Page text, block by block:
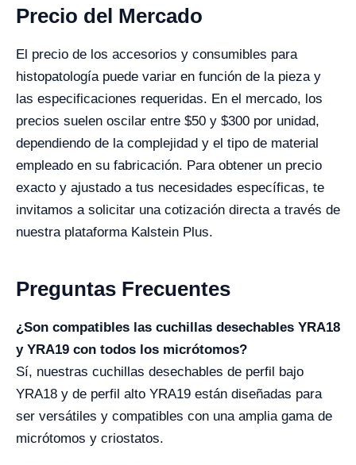
Precio del Mercado
El precio de los accesorios y consumibles para
histopatología puede variar en función de la pieza y
las especificaciones requeridas. En el mercado, los
precios suelen oscilar entre $50 y $300 por unidad,
dependiendo de la complejidad y el tipo de material
empleado en su fabricación. Para obtener un precio
exacto y ajustado a tus necesidades específicas, te
invitamos a solicitar una cotización directa a través de
nuestra plataforma Kalstein Plus.
Preguntas Frecuentes
¿Son compatibles las cuchillas desechables YRA18
y YRA19 con todos los micrótomos?
Sí, nuestras cuchillas desechables de perfil bajo
YRA18 y de perfil alto YRA19 están diseñadas para
ser versátiles y compatibles con una amplia gama de
micrótomos y criostatos.